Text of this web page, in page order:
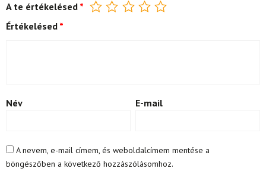
A te értékelésed *
Értékelésed *
Név E-mail
A nevem, e-mail címem, és weboldalcímem mentése a
böngészőben a következő hozzászólásomhoz.